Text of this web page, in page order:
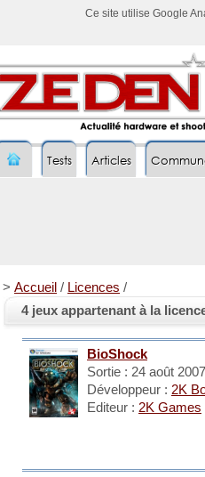
Ce site utilise Google
Tests Articles
> Accueil / Licences /
4 jeux appartenant à la
BioShock
Sortie : 24 août 2007
Développeur : 2K
Editeur : 2K Games